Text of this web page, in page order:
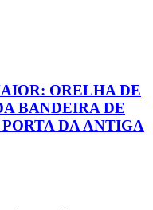
ORELHA DE
BANDEIRA DE
DA ANTIGA